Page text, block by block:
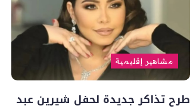
مشاهير إقليمية
طرح تذاكر جديدة لحفل شيرين عبد